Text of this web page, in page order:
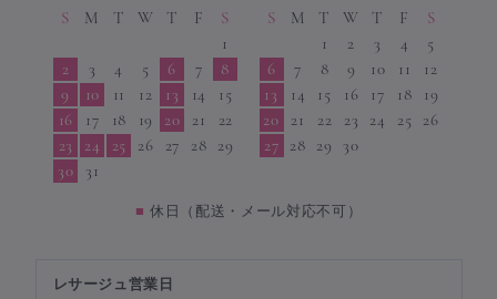
S M T W T F
S
1
2
3 4 5 6 7
8
9
10 11 12 13 14
15
16
17 18 19 20 21
22
23
24 25 26 27 28
29
30
31
S M T W T F
S
1
2 3 4
5
6
7 8 9 10 11
12
13
14 15 16 17 18
19
20
21 22 23 24 25
26
27
28 29 30
■ 休日（配送・メール対応不可）
レサージュ営業日